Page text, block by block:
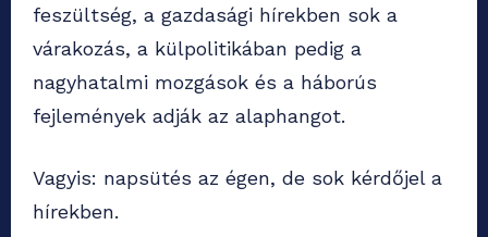
feszültség, a gazdasági hírekben sok a
várakozás, a külpolitikában pedig a
nagyhatalmi mozgások és a háborús
fejlemények adják az alaphangot.
Vagyis: napsütés az égen, de sok kérdőjel a
hírekben.